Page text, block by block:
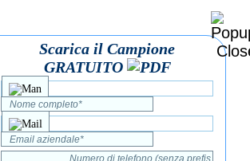
Scarica il Campione
GRATUITO